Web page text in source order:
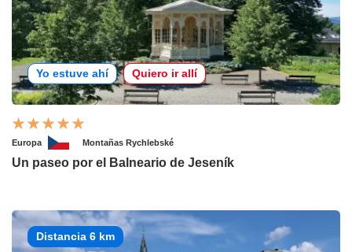
Yo estuve ahí Quiero ir allí
Europa Montañas Rychlebské
Un paseo por el Balneario de Jeseník
Distancia 6 km